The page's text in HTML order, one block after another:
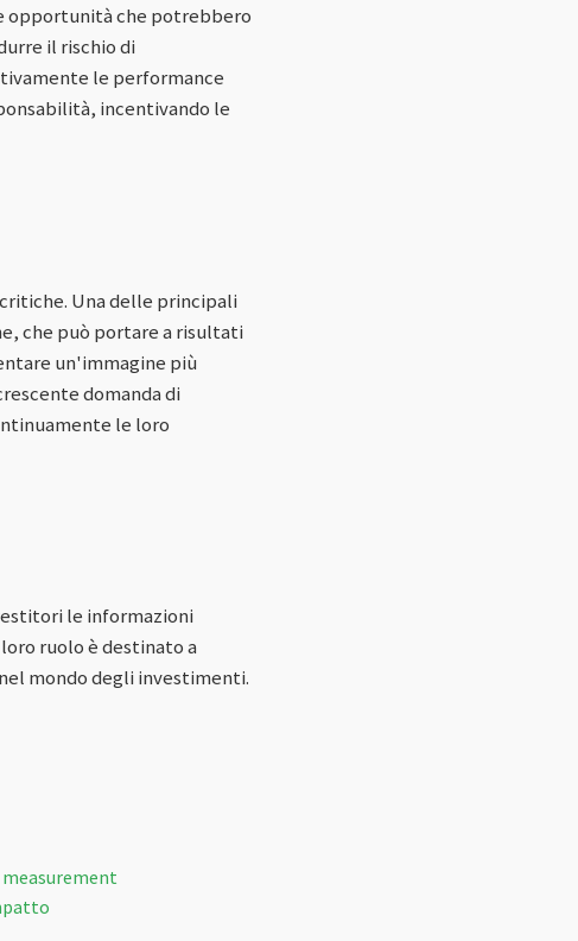
opportunità che potrebbero
il rischio di
le performance
incentivando le
Una delle principali
che può portare a risultati
un'immagine più
domanda di
le loro
le informazioni
ruolo è destinato a
mondo degli investimenti.